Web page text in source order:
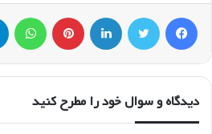
فیسبوک توییتر لینکداین پینتریست
دیدگاه و سوال خود را مطرح کنید